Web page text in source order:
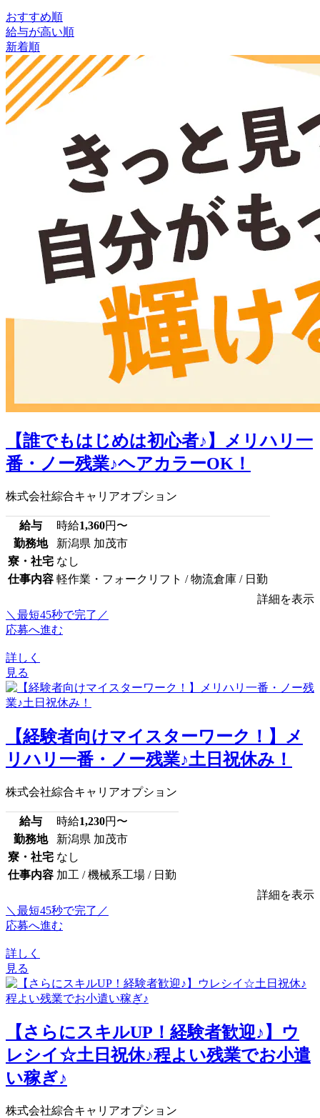
おすすめ順
給与が高い順
新着順
【誰でもはじめは初心者♪】メリハリ一
番・ノー残業♪ヘアカラーOK！
株式会社綜合キャリアオプション
給与 時給1,360円〜
勤務地
新潟県 加茂市
寮・社宅 なし
仕事内容 軽作業・フォークリフト / 物流倉庫 / 日勤
詳細を表示
＼最短45秒で完了／
応募へ進む
詳しく
見る
【経験者向けマイスターワーク！】メ
リハリ一番・ノー残業♪土日祝休み！
株式会社綜合キャリアオプション
給与 時給1,230円〜
勤務地
新潟県 加茂市
寮・社宅 なし
仕事内容 加工 / 機械系工場 / 日勤
詳細を表示
＼最短45秒で完了／
応募へ進む
詳しく
見る
【さらにスキルUP！経験者歓迎♪】ウ
レシイ☆土日祝休♪程よい残業でお小遣
い稼ぎ♪
株式会社綜合キャリアオプション